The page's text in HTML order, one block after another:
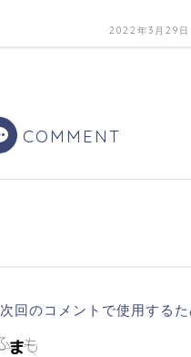
2022年3月29日
COMMENT
次回のコメントで使用する